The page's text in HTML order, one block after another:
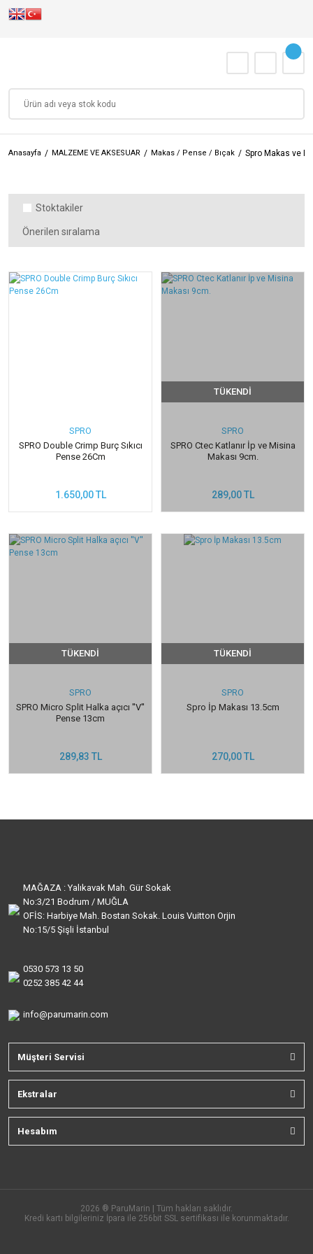
Anasayfa MALZEME VE AKSESUAR Makas / Pense / Bıçak Spro Makas ve
Stoktakiler
SPRO
SPRO Double Crimp Burç Sıkıcı
Pense 26Cm
1.650,00 TL
TÜKENDİ
SPRO
SPRO Ctec Katlanır İp ve Misina
Makası 9cm.
289,00 TL
TÜKENDİ
SPRO
SPRO Micro Split Halka açıcı ''V''
Pense 13cm
289,83 TL
TÜKENDİ
SPRO
Spro İp Makası 13.5cm
270,00 TL
MAĞAZA : Yalıkavak Mah. Gür Sokak
No:3/21 Bodrum / MUĞLA
OFİS: Harbiye Mah. Bostan Sokak. Louis Vuitton Orjin
No:15/5 Şişli İstanbul
0530 573 13 50
0252 385 42 44
info@parumarin.com
Müşteri Servisi
Ekstralar
Hesabım
2026 ® ParuMarin | Tüm hakları saklıdır.
Kredi kartı bilgileriniz İpara ile 256bit SSL sertifikası ile korunmaktadır.